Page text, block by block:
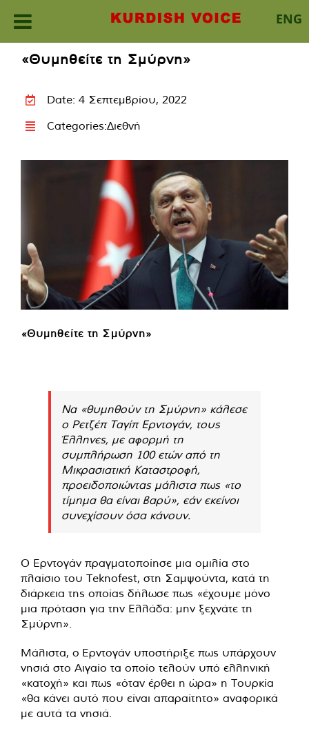
ENG
«Θυμηθείτε τη Σμύρνη»
Date: 4 Σεπτεμβρίου, 2022
Categories:Διεθνή
«Θυμηθείτε τη Σμύρνη»
Να «θυμηθούν τη Σμύρνη» κάλεσε
ο Ρετζέπ Ταγίπ Ερντογάν, τους
Έλληνες, με αφορμή τη
συμπλήρωση 100 ετών από τη
Μικρασιατική Καταστροφή,
προειδοποιώντας μάλιστα πως «το
τίμημα θα είναι βαρύ», εάν εκείνοι
συνεχίσουν όσα κάνουν.
Ο Ερντογάν πραγματοποίησε μια ομιλία στο
πλαίσιο του Teknofest, στη Σαμψούντα, κατά τη
διάρκεια της οποίας δήλωσε πως «έχουμε μόνο
μια πρόταση για την Ελλάδα: μην ξεχνάτε τη
Σμύρνη».
Μάλιστα, ο Ερντογάν υποστήριξε πως υπάρχουν
νησιά στο Αιγαίο τα οποίο τελούν υπό ελληνική
«κατοχή» και πως «όταν έρθει η ώρα» η Τουρκία
«θα κάνει αυτό που είναι απαραίτητο» αναφορικά
με αυτά τα νησιά.